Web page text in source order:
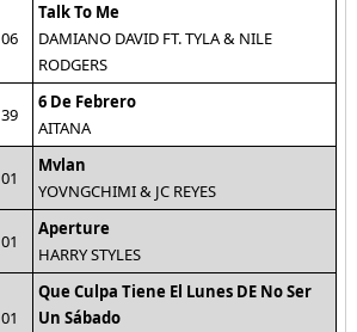
06
Talk To Me
DAMIANO DAVID FT. TYLA & NILE
RODGERS
39
6 De Febrero
AITANA
01
Mvlan
YOVNGCHIMI & JC REYES
01
Aperture
HARRY STYLES
01
Que Culpa Tiene El Lunes DE No Ser
Un Sábado